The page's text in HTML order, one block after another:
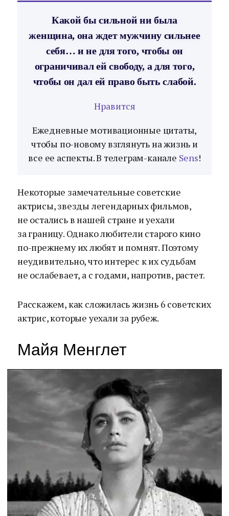
Какой бы сильной ни была
женщина, она ждет мужчину сильнее
себя… и не для того, чтобы он
ограничивал ей свободу, а для того,
чтобы он дал ей право быть слабой.
Нравится
Ежедневные мотивационные цитаты,
чтобы по-новому взглянуть на жизнь и
все ее аспекты. В телеграм-канале Sens!
Некоторые замечательные советские
актрисы, звезды легендарных фильмов,
не остались в нашей стране и уехали
за границу. Однако любители старого кино
по-прежнему их любят и помнят. Поэтому
неудивительно, что интерес к их судьбам
не ослабевает, а с годами, напротив, растет.
Расскажем, как сложилась жизнь 6 советских
актрис, которые уехали за рубеж.
Майя Менглет